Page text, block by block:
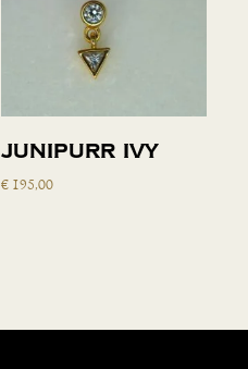
Toevoegen
winkelwagen
Junipurr Ivy
€ 195,00